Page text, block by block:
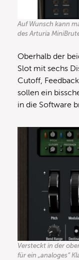
Auf Wunsch kann
des Arturia
Oberhalb der
Slot mit sechs
Cutoff,
sollen ein
in die Software
Versteckt in der
für ein „analoges“